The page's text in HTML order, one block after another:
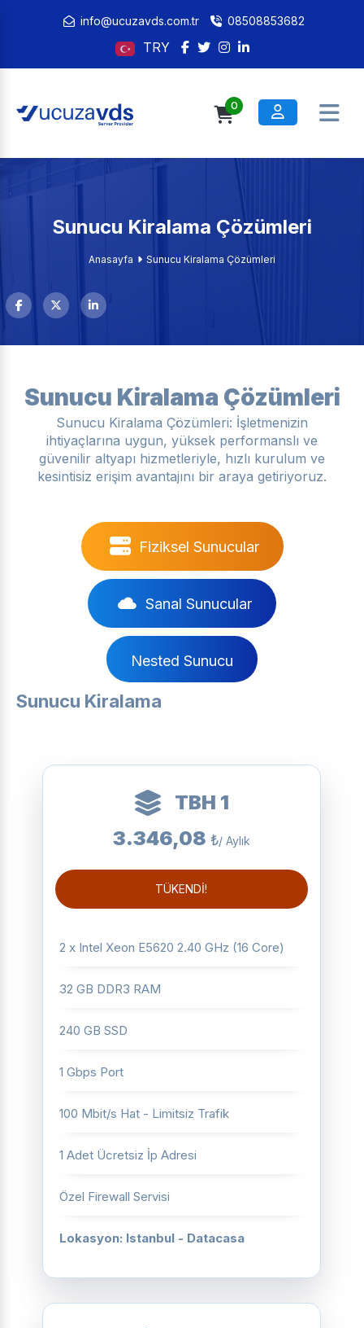
info@ucuzavds.com.tr 08508853682
TRY
0
Sunucu Kiralama Çözümleri
Anasayfa Sunucu Kiralama Çözümleri
Sunucu Kiralama Çözümleri
Sunucu Kiralama Çözümleri: İşletmenizin
ihtiyaçlarına uygun, yüksek performanslı ve
güvenilir altyapı hizmetleriyle, hızlı kurulum ve
kesintisiz erişim avantajını bir araya getiriyoruz.
Fiziksel Sunucular
Sanal Sunucular
Nested Sunucu
Sunucu Kiralama
TBH 1
3.346,08 ₺/ Aylık
TÜKENDİ!
2 x Intel Xeon E5620 2.40 GHz (16 Core)
32 GB DDR3 RAM
240 GB SSD
1 Gbps Port
100 Mbit/s Hat - Limitsiz Trafik
1 Adet Ücretsiz İp Adresi
Özel Firewall Servisi
Lokasyon: Istanbul - Datacasa